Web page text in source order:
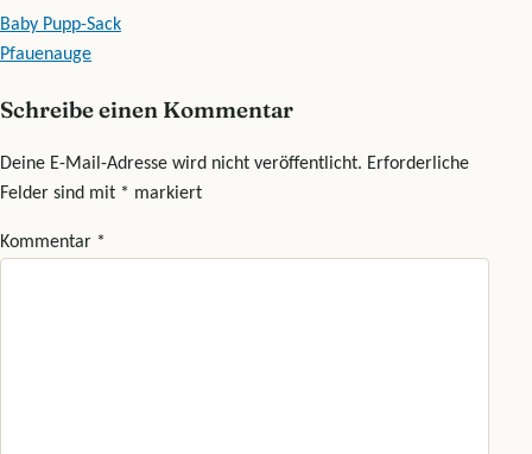
Beitragsnavigation
Baby Pupp-Sack
Pfauenauge
Schreibe einen Kommentar
Deine E-Mail-Adresse wird nicht veröffentlicht. Erforderliche
Felder sind mit * markiert
Kommentar *